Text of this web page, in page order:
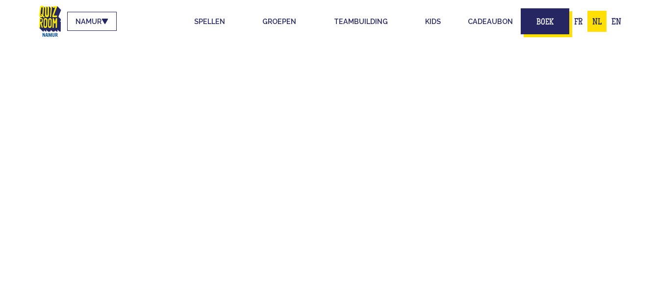
NAMUR SPELLEN GROEPEN TEAMBUILDING KIDS CADEAUBON BOEK FR NL EN